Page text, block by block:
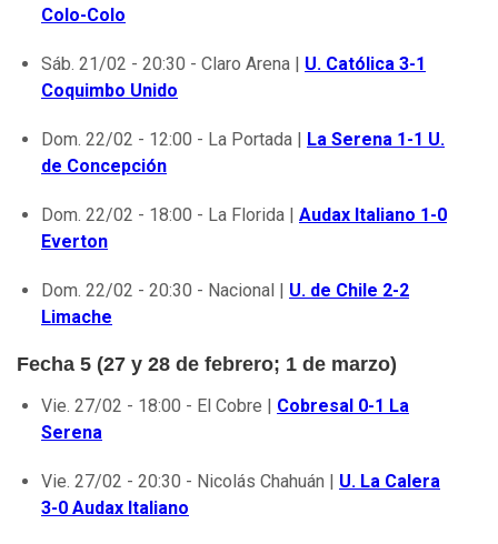
Colo-Colo
Sáb. 21/02 - 20:30 - Claro Arena | U. Católica 3-1
Coquimbo Unido
Dom. 22/02 - 12:00 - La Portada | La Serena 1-1 U.
de Concepción
Dom. 22/02 - 18:00 - La Florida | Audax Italiano 1-0
Everton
Dom. 22/02 - 20:30 - Nacional | U. de Chile 2-2
Limache
Fecha 5 (27 y 28 de febrero; 1 de marzo)
Vie. 27/02 - 18:00 - El Cobre | Cobresal 0-1 La
Serena
Vie. 27/02 - 20:30 - Nicolás Chahuán | U. La Calera
3-0 Audax Italiano